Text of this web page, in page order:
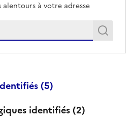
alentours à votre adresse
adresse exacte
(5)
identifiés (2)